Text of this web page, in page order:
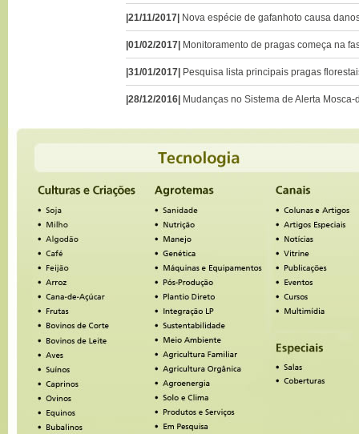
|21/11/2017| Nova espécie de gafanhoto causa
|01/02/2017| Monitoramento de pragas começa na
|31/01/2017| Pesquisa lista principais pragas
|28/12/2016| Mudanças no Sistema de Alerta Mosca-